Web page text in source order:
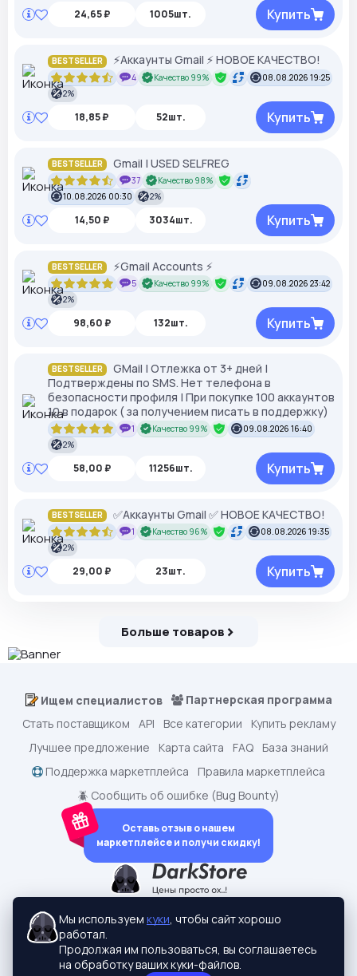
24,65 ₽ 1005шт. Купить
BESTSELLER ⚡Аккаунты Gmail ⚡ НОВОЕ КАЧЕСТВО!
4 Качество 99%
08.08.2026 19:25
2%
18,85 ₽ 52шт. Купить
BESTSELLER Gmail | USED SELFREG
37
Качество 98%
10.08.2026 00:30
2%
14,50 ₽ 3034шт. Купить
BESTSELLER ⚡️Gmail Accounts ⚡️
5 Качество 99%
09.08.2026 23:42
2%
98,60 ₽ 132шт. Купить
BESTSELLER
GMail | Отлежка от 3+ дней |
Подтверждены по SMS. Нет телефона в
безопасности профиля | При покупке 100 аккаунтов
10 в подарок ( за получением писать в поддержку)
1 Качество 99%
09.08.2026 16:40
2%
58,00 ₽ 11256шт. Купить
BESTSELLER ✅Аккаунты Gmail ✅ НОВОЕ КАЧЕСТВО!
1 Качество 96%
08.08.2026 19:35
2%
29,00 ₽ 23шт. Купить
Больше товаров
dark.shopping - Маркетплейс аккаунтов
2015-2026 © dark.shopping
Актуальные адреса:
Ищем специалистов
Партнерская программа
Стать поставщиком
API Все категории
Купить рекламу
Лучшее предложение
Карта сайта FAQ
База знаний
Поддержка маркетплейса
Правила маркетплейса
🪲 Сообщить об ошибке (Bug Bounty)
Оставь отзыв о нашем
маркетплейсе и получи скидку!
Мы используем куки, чтобы сайт хорошо
работал.
Продолжая им пользоваться, вы соглашаетесь
на обработку ваших куки-файлов.